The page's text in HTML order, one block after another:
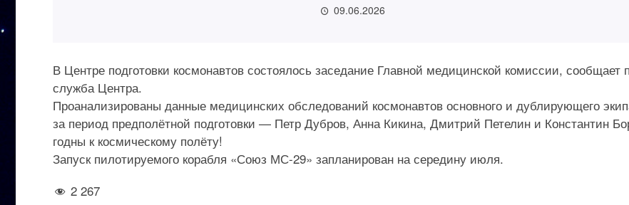
09.06.2026
В Центре подготовки космонавтов состоялось заседание Главной медицинской комиссии, сообщает
служба Центра.
Проанализированы данные медицинских обследований космонавтов основного и дублирующего
за период предполётной подготовки — Петр Дубров, Анна Кикина, Дмитрий Петелин и Константин
годны к космическому полёту!
Запуск пилотируемого корабля «Союз МС-29» запланирован на середину июля.
2 267